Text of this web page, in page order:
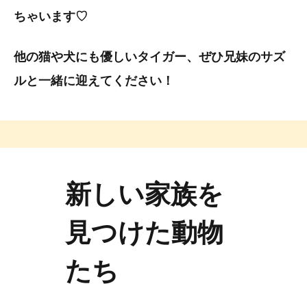
ちゃいます♡
他の猫や犬にも優しいタイガー、ぜひ兄妹のサズ
ルと一緒に迎えてください！
新しい家族を
見つけた動物
たち